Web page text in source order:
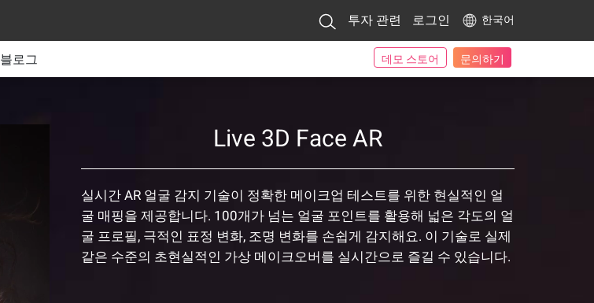
투자 관련 로그인 한국어
블로그 데모 스토어 문의하기
Live 3D Face AR
실시간 AR 얼굴 감지 기술이 정확한 메이크업 테스트를 위한 현실적인 얼
굴 매핑을 제공합니다. 100개가 넘는 얼굴 포인트를 활용해 넓은 각도의 얼
굴 프로필, 극적인 표정 변화, 조명 변화를 손쉽게 감지해요. 이 기술로 실제
같은 수준의 초현실적인 가상 메이크오버를 실시간으로 즐길 수 있습니다.